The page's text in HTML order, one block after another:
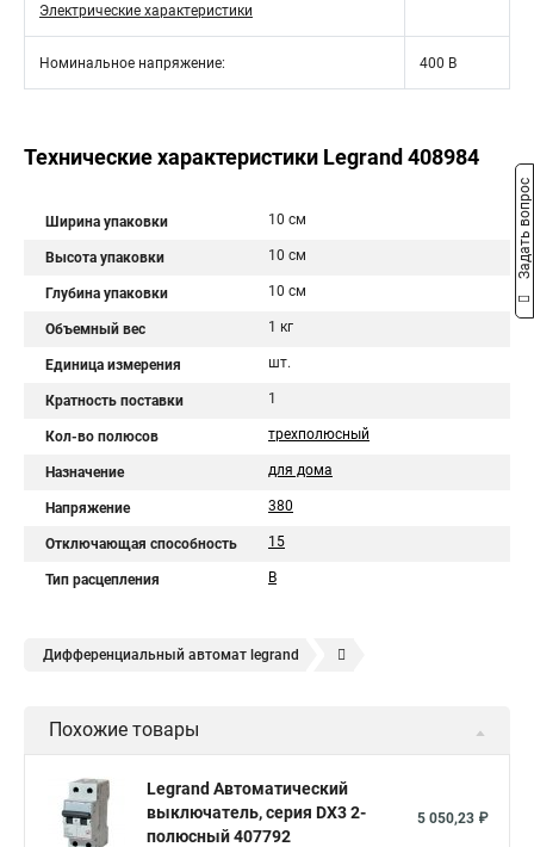
Электрические характеристики
Номинальное напряжение: 400 В
Технические характеристики Legrand 408984
Ширина упаковки 10 см
Высота упаковки 10 см
Глубина упаковки 10 см
Объемный вес 1 кг
Единица измерения шт.
Кратность поставки 1
Кол-во полюсов трехполюсный
Назначение для дома
Напряжение 380
Отключающая способность 15
Тип расцепления B
Дифференциальный автомат legrand
Похожие товары
Legrand Автоматический
выключатель, серия DX3 2-
полюсный 407792
5 050,23 ₽
Задать вопрос